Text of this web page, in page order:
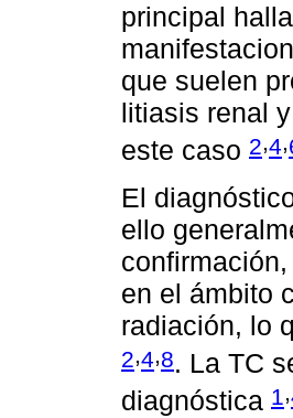
principal
que suelen
litiasis renal
este caso 2,4,
El
ello
en el ámbito
radiación, lo
2,4,8. La TC
diagnóstica 1,